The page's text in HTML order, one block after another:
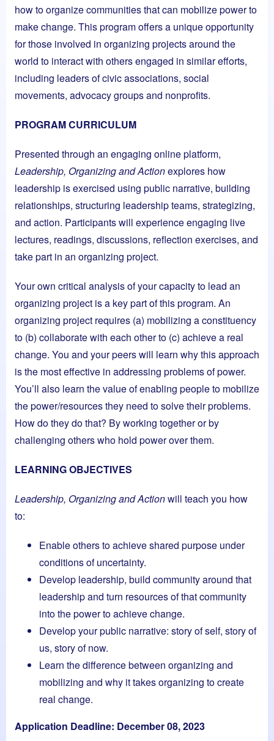
how to organize communities that can mobilize power to
make change. This program offers a unique opportunity
for those involved in organizing projects around the
world to interact with others engaged in similar efforts,
including leaders of civic associations, social
movements, advocacy groups and nonprofits.
PROGRAM CURRICULUM
Presented through an engaging online platform,
Leadership, Organizing and Actionexplores how
leadership is exercised using public narrative, building
relationships, structuring leadership teams, strategizing,
and action. Participants will experience engaging live
lectures, readings, discussions, reflection exercises, and
take part in an organizing project.
Your own critical analysis of your capacity to lead an
organizing project is a key part of this program. An
organizing project requires (a) mobilizing a constituency
to (b) collaborate with each other to (c) achieve a real
change. You and your peers will learn why this approach
is the most effective in addressing problems of power.
You’ll also learn the value of enabling people to mobilize
the power/resources they need to solve their problems.
How do they do that? By working together or by
challenging others who hold power over them.
LEARNING OBJECTIVES
Leadership, Organizing and Actionwill teach you how
to:
Enable others to achieve shared purpose under
conditions of uncertainty.
Develop leadership, build community around that
leadership and turn resources of that community
into the power to achieve change.
Develop your public narrative: story of self, story of
us, story of now.
Learn the difference between organizing and
mobilizing and why it takes organizing to create
real change.
Application Deadline: December 08, 2023